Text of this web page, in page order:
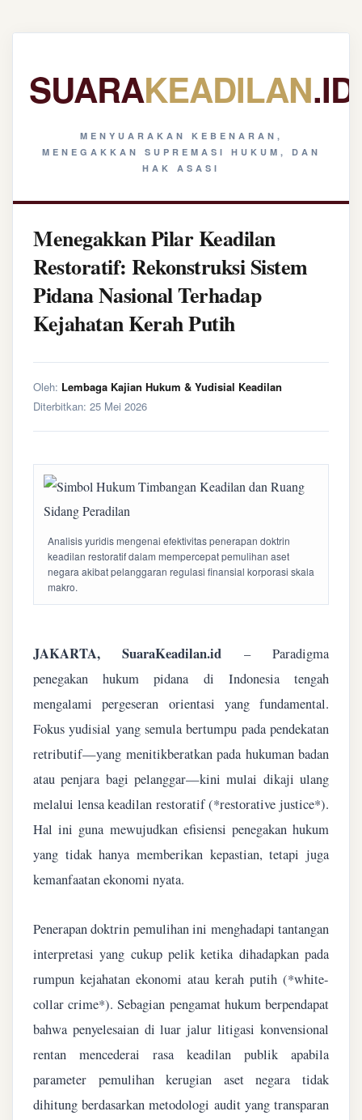
SUARAKEADILAN.ID
MENYUARAKAN KEBENARAN,
MENEGAKKAN SUPREMASI HUKUM, DAN
HAK ASASI
Menegakkan Pilar Keadilan
Restoratif: Rekonstruksi Sistem
Pidana Nasional Terhadap
Kejahatan Kerah Putih
Oleh: Lembaga Kajian Hukum & Yudisial Keadilan
Diterbitkan: 25 Mei 2026
Analisis yuridis mengenai efektivitas penerapan doktrin
keadilan restoratif dalam mempercepat pemulihan aset
negara akibat pelanggaran regulasi finansial korporasi skala
makro.
JAKARTA, SuaraKeadilan.id – Paradigma
penegakan hukum pidana di Indonesia tengah
mengalami pergeseran orientasi yang fundamental.
Fokus yudisial yang semula bertumpu pada pendekatan
retributif—yang menitikberatkan pada hukuman badan
atau penjara bagi pelanggar—kini mulai dikaji ulang
melalui lensa keadilan restoratif (*restorative justice*).
Hal ini guna mewujudkan efisiensi penegakan hukum
yang tidak hanya memberikan kepastian, tetapi juga
kemanfaatan ekonomi nyata.
Penerapan doktrin pemulihan ini menghadapi tantangan
interpretasi yang cukup pelik ketika dihadapkan pada
rumpun kejahatan ekonomi atau kerah putih (*white-
collar crime*). Sebagian pengamat hukum berpendapat
bahwa penyelesaian di luar jalur litigasi konvensional
rentan mencederai rasa keadilan publik apabila
parameter pemulihan kerugian aset negara tidak
dihitung berdasarkan metodologi audit yang transparan